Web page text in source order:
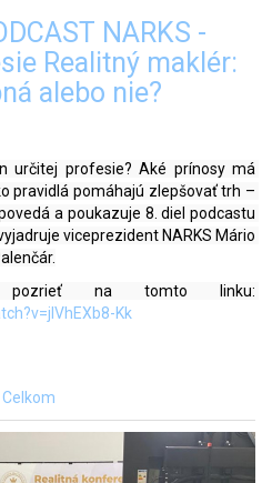
NARKS -
Realitný maklér:
alebo nie?
určitej profesie? Aké prínosy má
pravidlá pomáhajú zlepšovať trh –
a poukazuje 8. diel podcastu
viceprezident NARKS Mário
Kk
Celkom